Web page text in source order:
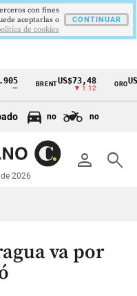
BRENTUS$73,48
▼ 1.12
ORO
no no
person search
2026
va por
con fines
aceptarlas o
de cookies
CONTINUAR